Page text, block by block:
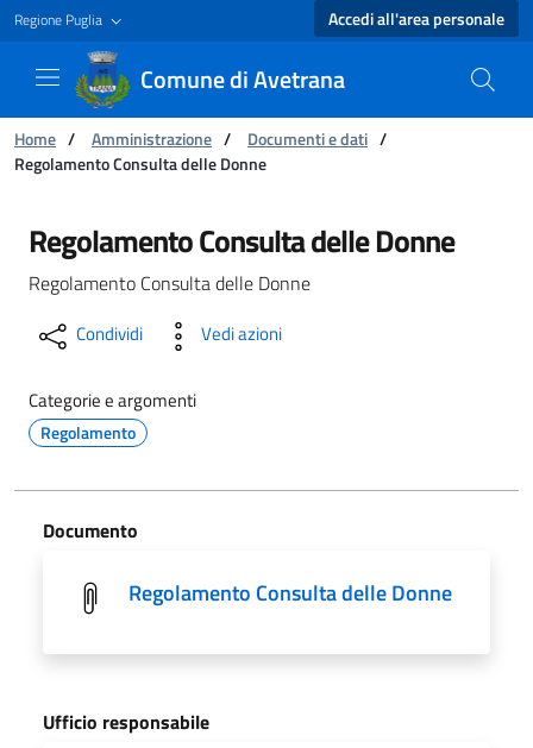
Regione Puglia Accedi all'area personale
Comune di Avetrana
Ti trovi in:
Home / Amministrazione / Documenti e dati /
Regolamento Consulta delle Donne
Regolamento Consulta delle Donne -
Regolamento Consulta delle Donne
Regolamento Consulta delle Donne
Condividi Vedi azioni
Categorie e argomenti
Regolamento
Documento
Regolamento Consulta delle Donne
Ufficio responsabile